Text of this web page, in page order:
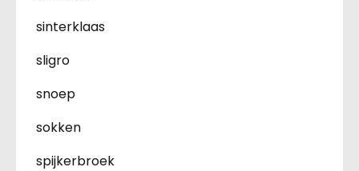
sinterklaas
sligro
snoep
sokken
spijkerbroek